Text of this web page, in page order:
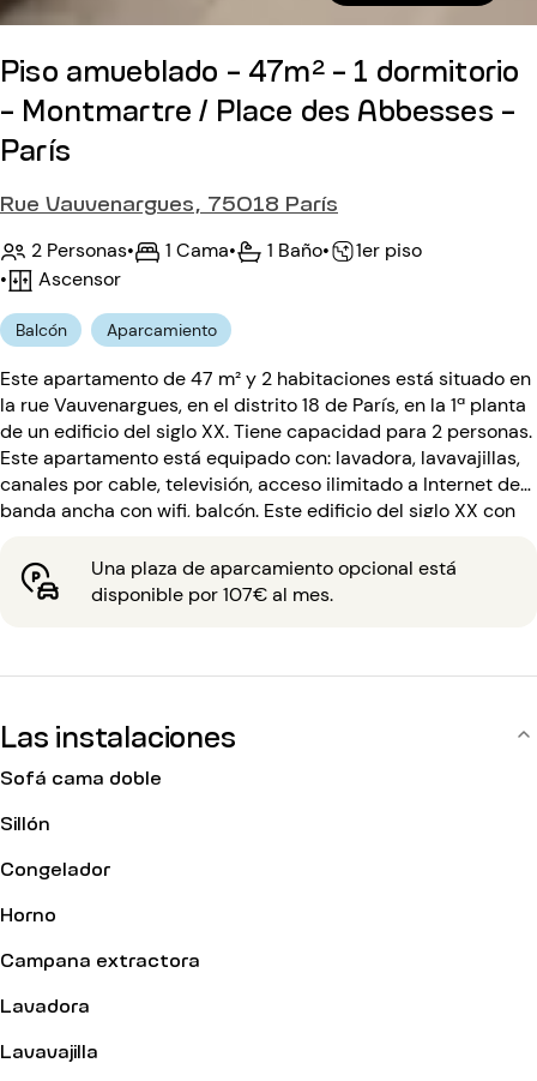
Piso amueblado - 47m² - 1 dormitorio
- Montmartre / Place des Abbesses -
París
Rue Vauvenargues, 75018 París
2 Personas• 1 Cama• 1 Baño•
1er piso
•
Ascensor
Balcón Aparcamiento
Este apartamento de 47 m² y 2 habitaciones está situado en
la rue Vauvenargues, en el distrito 18 de París, en la 1ª planta
de un edificio del siglo XX. Tiene capacidad para 2 personas.
Este apartamento está equipado con: lavadora, lavavajillas,
canales por cable, televisión, acceso ilimitado a Internet de
banda ancha con wifi, balcón. Este edificio del siglo XX con
código de entrada, portero.
Una plaza de aparcamiento opcional está
disponible por 107€ al mes.
Las instalaciones
Sofá cama doble
Sillón
Congelador
Horno
Campana extractora
Lavadora
Lavavajilla